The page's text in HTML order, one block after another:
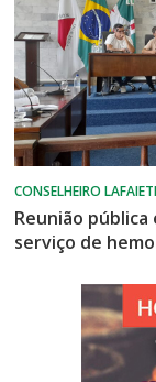
Reunião
serviço de